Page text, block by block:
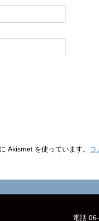
Akismet を使っています。
コ
電話